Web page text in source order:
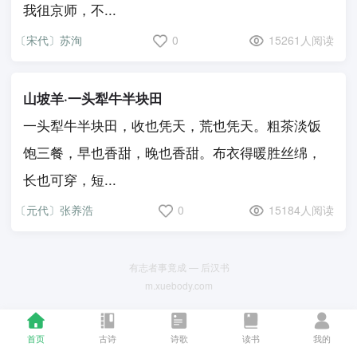
首页 古诗 诗歌 读书 我的
我徂京师，不...
〔宋代〕苏洵 0 15261人阅读
山坡羊·一头犁牛半块田
一头犁牛半块田，收也凭天，荒也凭天。粗茶淡饭
饱三餐，早也香甜，晚也香甜。布衣得暖胜丝绵，
长也可穿，短...
〔元代〕张养浩 0 15184人阅读
有志者事竟成 — 后汉书
m.xuebody.com